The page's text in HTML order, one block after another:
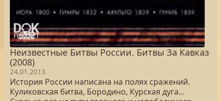
Неизвестные Битвы России. Битвы За Кавказ
(2008)
24.01.2013
История России написана на полях сражений.
Куликовская битва, Бородино, Курская дуга…